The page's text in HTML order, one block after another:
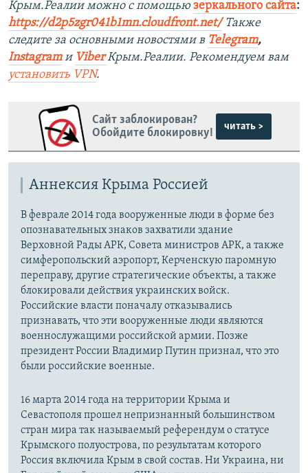
Крым.Реалии можно с помощью зеркального сайта:
https://d2p5zgr041b1mn.cloudfront.net/ Также
следите за основными новостями в Telegram,
Instagram и ViberКрым.Реалии. Рекомендуем вам
установить VPN.
Сайт заблокирован?
Обойдите блокировку!
читать >
Аннексия Крыма Россией
В феврале 2014 года вооруженные люди в форме без
опознавательных знаков захватили здание
Верховной Рады АРК, Совета министров АРК, а также
симферопольский аэропорт, Керченскую паромную
переправу, другие стратегические объекты, а также
блокировали действия украинских войск.
Российские власти поначалу отказывались
признавать, что эти вооруженные люди являются
военнослужащими российской армии. Позже
президент России Владимир Путин признал, что это
были российские военные.
16 марта 2014 года на территории Крыма и
Севастополя прошел непризнанный большинством
стран мира так называемый референдум о статусе
Крымского полуострова, по результатам которого
Россия включила Крым в свой состав. Ни Украина, ни